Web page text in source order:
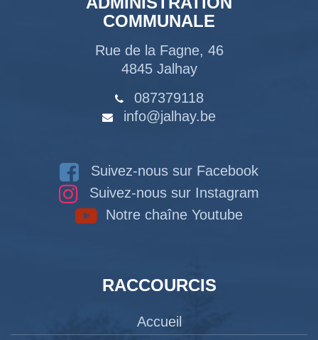
COMMUNALE
Rue de la Fagne, 46
4845 Jalhay
087379118
info@jalhay.be
Suivez-nous sur Facebook
Suivez-nous sur Instagram
Notre chaîne Youtube
RACCOURCIS
Accueil